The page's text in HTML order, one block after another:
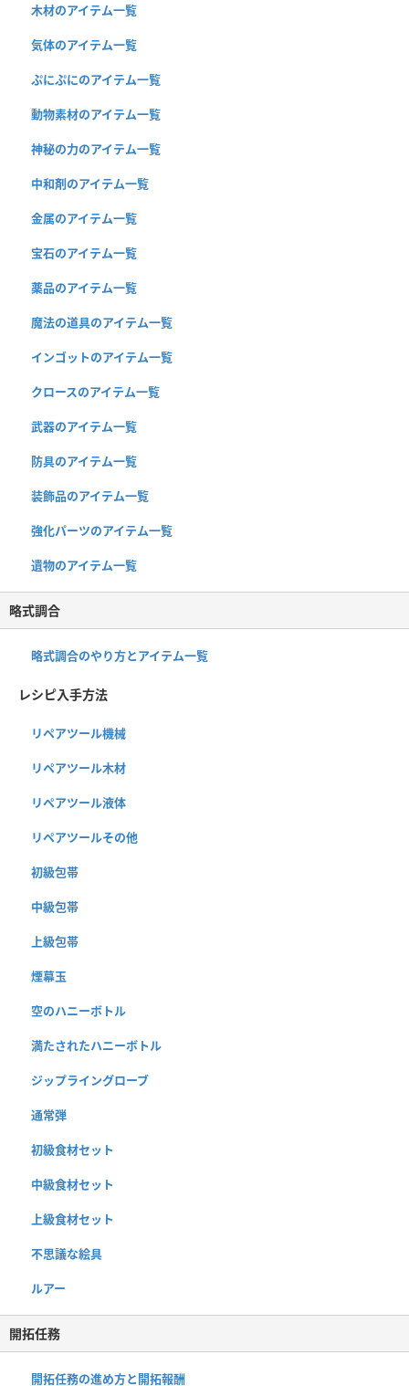
木材のアイテム一覧
気体のアイテム一覧
ぷにぷにのアイテム一覧
動物素材のアイテム一覧
神秘の力のアイテム一覧
中和剤のアイテム一覧
金属のアイテム一覧
宝石のアイテム一覧
薬品のアイテム一覧
魔法の道具のアイテム一覧
インゴットのアイテム一覧
クロースのアイテム一覧
武器のアイテム一覧
防具のアイテム一覧
装飾品のアイテム一覧
強化パーツのアイテム一覧
遺物のアイテム一覧
略式調合
略式調合のやり方とアイテム一覧
レシピ入手方法
リペアツール機械
リペアツール木材
リペアツール液体
リペアツールその他
初級包帯
中級包帯
上級包帯
煙幕玉
空のハニーボトル
満たされたハニーボトル
ジップライングローブ
通常弾
初級食材セット
中級食材セット
上級食材セット
不思議な絵具
ルアー
開拓任務
開拓任務の進め方と開拓報酬